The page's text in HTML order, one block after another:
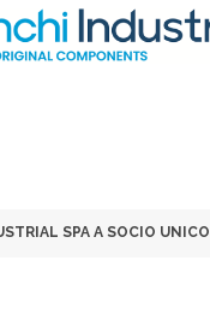
SPA A SOCIO UNICO